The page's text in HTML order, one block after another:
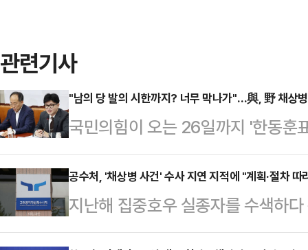
관련기사
"남의 당 발의 시한까지? 너무 막나가"…與, 野 채상
국민의힘이 오는 26일까지 '한동훈
주당의 통첩에 "너무 막나간다"며
훈 대표와 이재명 민주당 대표의 회
대해서도 "대화를 하지 말자는 것"
대변인은 20일 MBC라디오 '시선
공수처, '채상병 사건' 수사 지연 지적에 "계획·절차 따
지난해 집중호우 실종자를 수색하
외압 의혹을 수사하는 고위공직자